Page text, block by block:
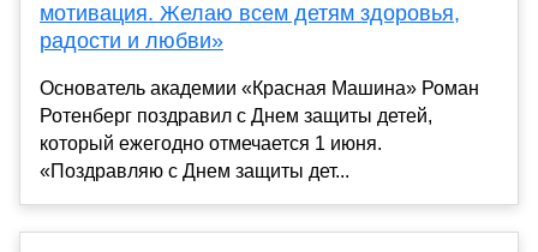
мотивация. Желаю всем детям здоровья,
радости и любви»
Основатель академии «Красная Машина» Роман
Ротенберг поздравил с Днем защиты детей,
который ежегодно отмечается 1 июня.
«Поздравляю с Днем защиты дет...